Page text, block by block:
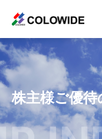
株主様ご優